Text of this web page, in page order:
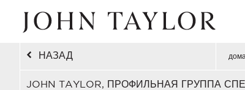
НАЗАД
JOHN TAYLOR, ПРОФИЛЬНАЯ ГРУППА